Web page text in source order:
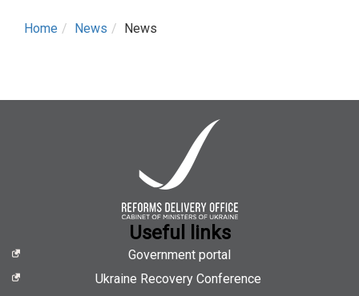
Home News News
Useful links
Government portal
Ukraine Recovery Conference